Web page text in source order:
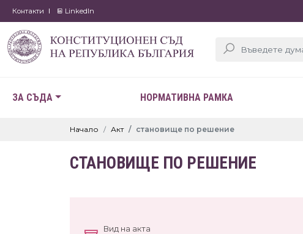
Контакти LinkedIn
ЗА СЪДА НОРМАТИВНА РАМКА
Начало Акт становище по решение
СТАНОВИЩЕ ПО РЕШЕНИЕ
Вид на акта